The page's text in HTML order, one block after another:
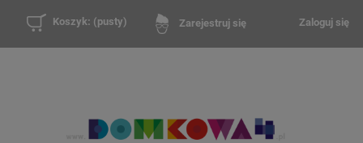
Zarejestruj się Zaloguj się
Koszyk: (pusty)